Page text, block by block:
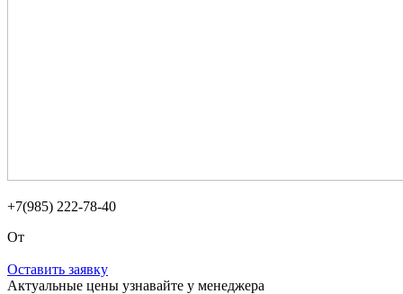
+7(985) 222-78-40
От
Оставить заявку
Актуальные цены узнавайте у менеджера